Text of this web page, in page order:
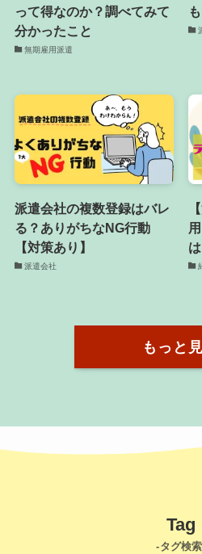
って得なのか？調べてみて
分かったこと
無期雇用派遣
派遣会社の複数登録はバレ
る？ありがちなNG行動
【対策あり】
派遣会社
もっと
Tag
-タグ検